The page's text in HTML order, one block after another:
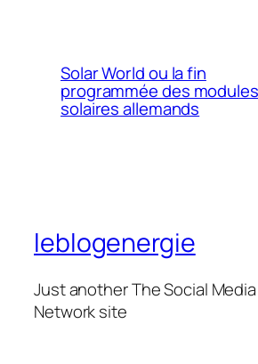
Solar World ou la fin
programmée des modules
solaires allemands
leblogenergie
Just another The Social
Network site